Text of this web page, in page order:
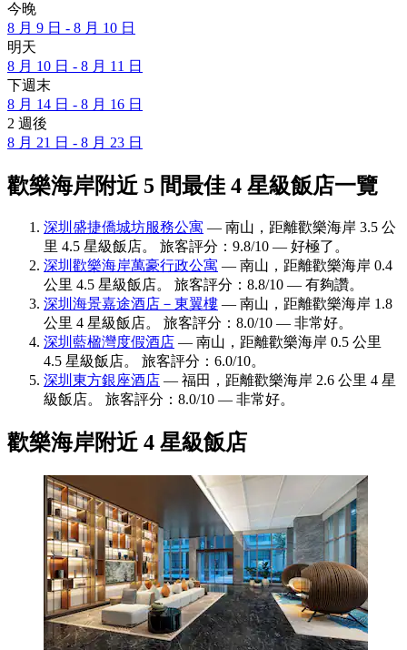
今晚
8 月 9 日 - 8 月 10 日
明天
8 月 10 日 - 8 月 11 日
下週末
8 月 14 日 - 8 月 16 日
2 週後
8 月 21 日 - 8 月 23 日
歡樂海岸附近 5 間最佳 4 星級飯店一覽
深圳盛捷僑城坊服務公寓 — 南山，距離歡樂海岸 3.5 公
里 4.5 星級飯店。 旅客評分：9.8/10 — 好極了。
深圳歡樂海岸萬豪行政公寓 — 南山，距離歡樂海岸 0.4
公里 4.5 星級飯店。 旅客評分：8.8/10 — 有夠讚。
深圳海景嘉途酒店－東翼樓 — 南山，距離歡樂海岸 1.8
公里 4 星級飯店。 旅客評分：8.0/10 — 非常好。
深圳藍楹灣度假酒店 — 南山，距離歡樂海岸 0.5 公里
4.5 星級飯店。 旅客評分：6.0/10。
深圳東方銀座酒店 — 福田，距離歡樂海岸 2.6 公里 4 星
級飯店。 旅客評分：8.0/10 — 非常好。
歡樂海岸附近 4 星級飯店